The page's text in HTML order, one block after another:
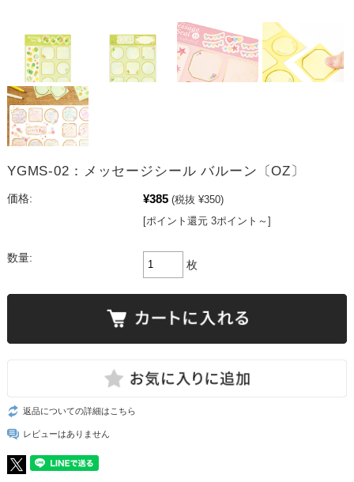
YGMS-02：メッセージシール バルーン〔OZ〕
価格: ¥385 (税抜 ¥350)
[ポイント還元 3ポイント～]
数量:
枚
返品についての詳細はこちら
レビューはありません